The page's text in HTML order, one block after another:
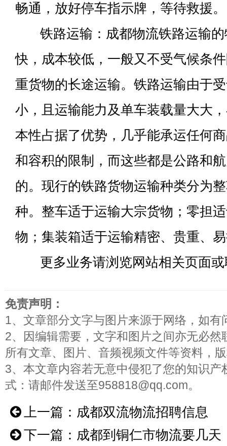
畅通，放好停车指示牌，等待救援。
铁路运输：成都物流铁路运输的
快，成本较低，一般又不受气候条
重货物的长途运输。铁路运输由于
小，且运输能力及单车装载量大大
本性占据了优势，几乎能承运任何
和容积的限制，而这些都是公路和
的。现行的铁路货物运输种类分为
种。整车适于运输大宗货物；零担
物；集装箱适于运输精密、贵重、
更多业务请浏览网站相关页
免责声明：
1、文章部分文字与图片来源于网络，如有
2、因编辑需要，文字和图片之间亦无必
所有文章、图片、音频视频文件等资料，
3、本文章内容若无意中侵犯了您的知识
式：请邮件发送至958818@qq.com。
上一篇： 成都双流物流招聘信息
下一篇： 成都到铜仁市物流要几天